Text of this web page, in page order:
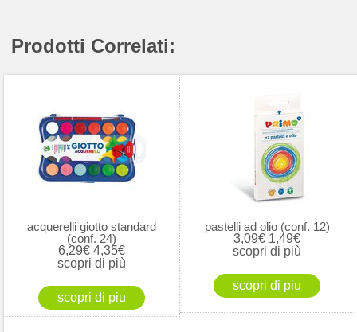
Prodotti Correlati:
acquerelli giotto standard
(conf. 24)
6,29€4,35€
scopri di più
pastelli ad olio (conf. 12)
3,09€ 1,49€
scopri di più